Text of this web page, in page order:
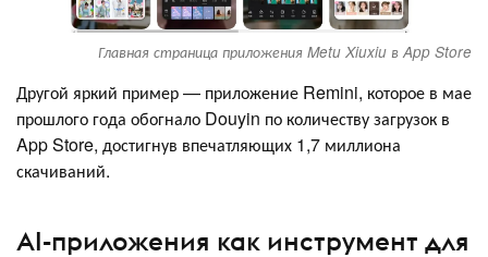
Главная страница приложения Metu Xiuxiu в App Store
Другой яркий пример — приложение Remini, которое в мае
прошлого года обогнало Douyin по количеству загрузок в
App Store, достигнув впечатляющих 1,7 миллиона
скачиваний.
AI-приложения как инструмент для